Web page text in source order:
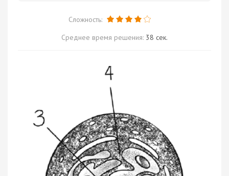
Сложность:
Среднее время решения: 38 сек.